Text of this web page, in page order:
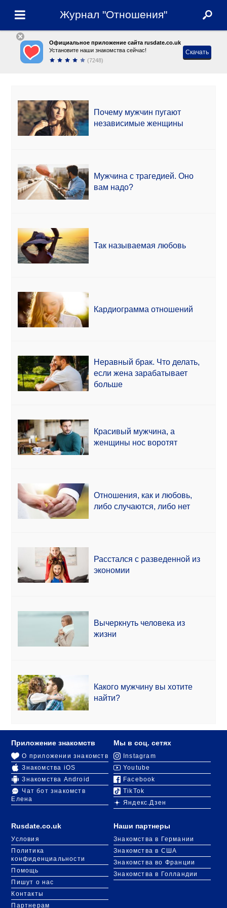
Журнал "Отношения"
Официальное приложение сайта rusdate.co.uk
Установите наши знакомства сейчас!
(7248)
Скачать
Почему мужчин пугают
независимые женщины
Мужчина с трагедией. Оно
вам надо?
Так называемая любовь
Кардиограмма отношений
Неравный брак. Что делать,
если жена зарабатывает
больше
Красивый мужчина, а
женщины нос воротят
Отношения, как и любовь,
либо случаются, либо нет
Расстался с разведенной из
экономии
Вычеркнуть человека из
жизни
Какого мужчину вы хотите
найти?
Rusdate.co.uk
Условия
Политика
конфиденциальности
Помощь
Пишут о нас
Контакты
Партнерам
Приложение знакомств
О приложении знакомств
Знакомства iOS
Знакомства Android
Чат бот знакомств
Елена
Мы в соц. сетях
Instagram
Youtube
Facebook
TikTok
Яндекс.Дзен
Наши партнеры
Знакомства в Германии
Знакомства в США
Знакомства во Франции
Знакомства в Голландии